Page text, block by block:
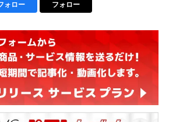
ォロー フォロー